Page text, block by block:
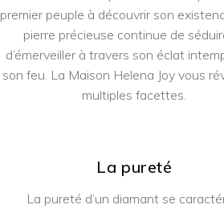
premier peuple à découvrir son
pierre précieuse continue de
d’émerveiller à travers son éclat
son feu. La Maison Helena Joy vous
multiples facettes.
La pureté
La pureté d’un diamant se